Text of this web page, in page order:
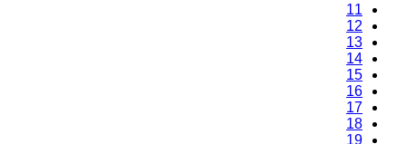
11
12
13
14
15
16
17
18
19